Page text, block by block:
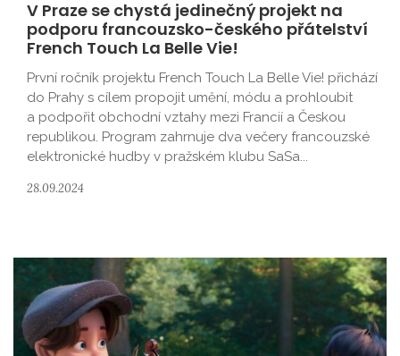
V Praze se chystá jedinečný projekt na
podporu francouzsko-českého přátelství
French Touch La Belle Vie!
První ročník projektu French Touch La Belle Vie! přichází
do Prahy s cílem propojit umění, módu a prohloubit
a podpořit obchodní vztahy mezi Francií a Českou
republikou. Program zahrnuje dva večery francouzské
elektronické hudby v pražském klubu SaSa...
28.09.2024